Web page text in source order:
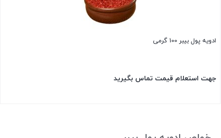
ادویه پول بیبر 100 گرمی
جهت استعلام قیمت تماس بگیرید